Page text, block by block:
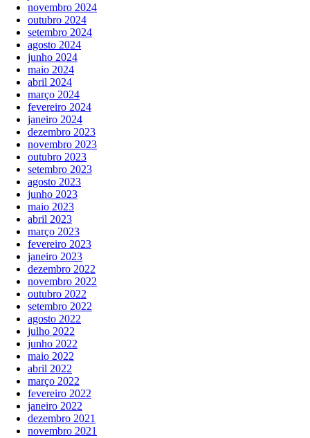
novembro 2024
outubro 2024
setembro 2024
agosto 2024
junho 2024
maio 2024
abril 2024
março 2024
fevereiro 2024
janeiro 2024
dezembro 2023
novembro 2023
outubro 2023
setembro 2023
agosto 2023
junho 2023
maio 2023
abril 2023
março 2023
fevereiro 2023
janeiro 2023
dezembro 2022
novembro 2022
outubro 2022
setembro 2022
agosto 2022
julho 2022
junho 2022
maio 2022
abril 2022
março 2022
fevereiro 2022
janeiro 2022
dezembro 2021
novembro 2021